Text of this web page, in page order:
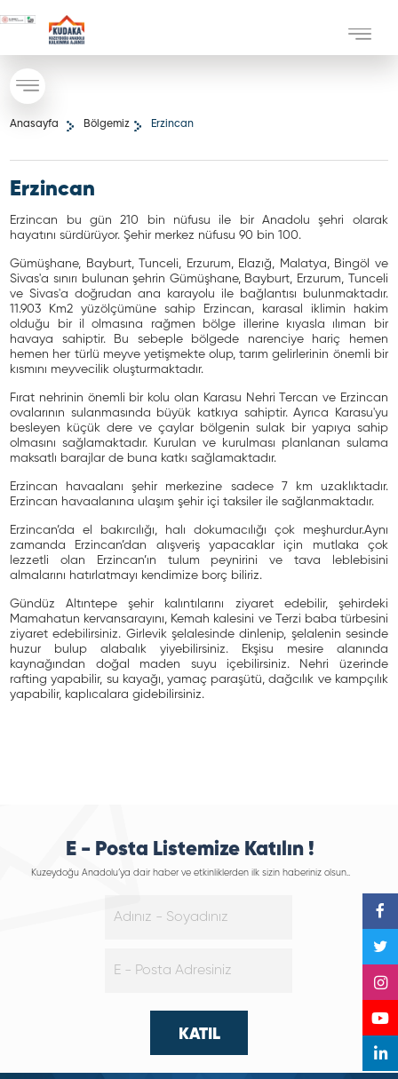
Anasayfa Bölgemiz Erzincan
Erzincan
Erzincan bu gün 210 bin nüfusu ile bir Anadolu şehri olarak
hayatını sürdürüyor. Şehir merkez nüfusu 90 bin 100.
Gümüşhane, Bayburt, Tunceli, Erzurum, Elazığ, Malatya, Bingöl ve
Sivas'a sınırı bulunan şehrin Gümüşhane, Bayburt, Erzurum, Tunceli
ve Sivas'a doğrudan ana karayolu ile bağlantısı bulunmaktadır.
11.903 Km2 yüzölçümüne sahip Erzincan, karasal iklimin hakim
olduğu bir il olmasına rağmen bölge illerine kıyasla ılıman bir
havaya sahiptir. Bu sebeple bölgede narenciye hariç hemen
hemen her türlü meyve yetişmekte olup, tarım gelirlerinin önemli bir
kısmını meyvecilik oluşturmaktadır.
Fırat nehrinin önemli bir kolu olan Karasu Nehri Tercan ve Erzincan
ovalarının sulanmasında büyük katkıya sahiptir. Ayrıca Karasu'yu
besleyen küçük dere ve çaylar bölgenin sulak bir yapıya sahip
olmasını sağlamaktadır. Kurulan ve kurulması planlanan sulama
maksatlı barajlar de buna katkı sağlamaktadır.
Erzincan havaalanı şehir merkezine sadece 7 km uzaklıktadır.
Erzincan havaalanına ulaşım şehir içi taksiler ile sağlanmaktadır.
Erzincan’da el bakırcılığı, halı dokumacılığı çok meşhurdur.Aynı
zamanda Erzincan’dan alışveriş yapacaklar için mutlaka çok
lezzetli olan Erzincan’ın tulum peynirini ve tava leblebisini
almalarını hatırlatmayı kendimize borç biliriz.
Gündüz Altıntepe şehir kalıntılarını ziyaret edebilir, şehirdeki
Mamahatun kervansarayını, Kemah kalesini ve Terzi baba türbesini
ziyaret edebilirsiniz. Girlevik şelalesinde dinlenip, şelalenin sesinde
huzur bulup alabalık yiyebilirsiniz. Ekşisu mesire alanında
kaynağından doğal maden suyu içebilirsiniz. Nehri üzerinde
rafting yapabilir, su kayağı, yamaç paraşütü, dağcılık ve kampçılık
yapabilir, kaplıcalara gidebilirsiniz.
E - Posta Listemize Katılın !
Kuzeydoğu Anadolu’ya dair haber ve etkinliklerden ilk sizin haberiniz olsun..
KATIL